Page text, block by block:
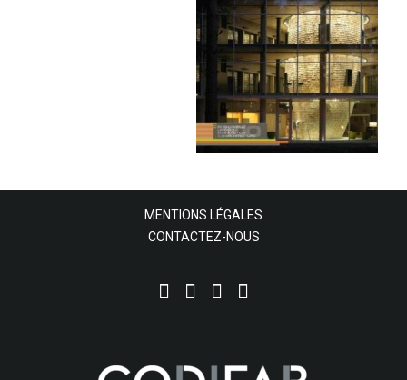
MENTIONS LÉGALES
CONTACTEZ-NOUS